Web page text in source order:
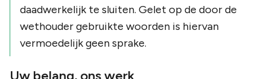
daadwerkelijk te sluiten. Gelet op de door de
wethouder gebruikte woorden is hiervan
vermoedelijk geen sprake.
Uw belang, ons werk